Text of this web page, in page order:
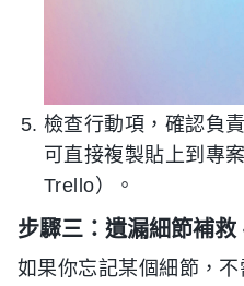
檢查行動項，確認負
可直接複製貼上到專
Trello）。
步驟三：遺漏細節補
如果你忘記某個細節，不